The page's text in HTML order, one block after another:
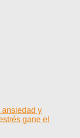
ansiedad y
gane el